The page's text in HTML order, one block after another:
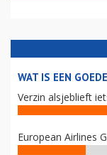
WAT IS EEN
Verzin alsjeblieft
European Airlines